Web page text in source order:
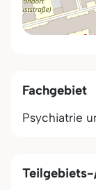
Fachgebiet
Psychiatrie